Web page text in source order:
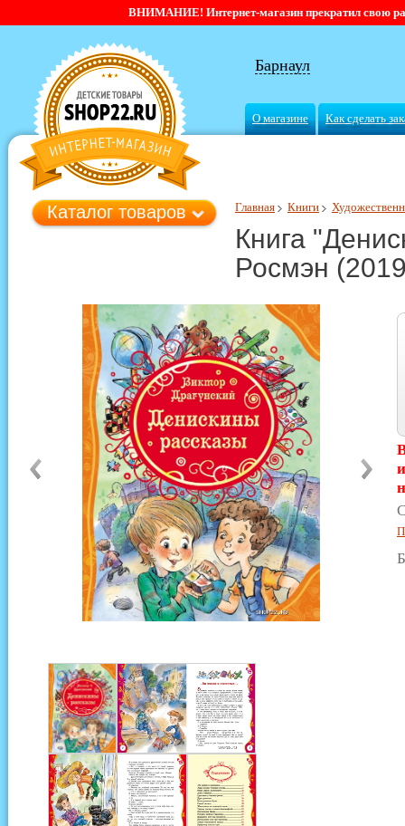
ВНИМАНИЕ! Интернет-магазин прекратил свою
Барнаул
О магазине Как сделать
Главная Книги
Книга
Росмэн
Каталог товаров